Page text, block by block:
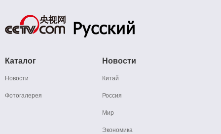
Каталог
Новости
Фотогалерея
Новости
Китай
Россия
Мир
Экономика